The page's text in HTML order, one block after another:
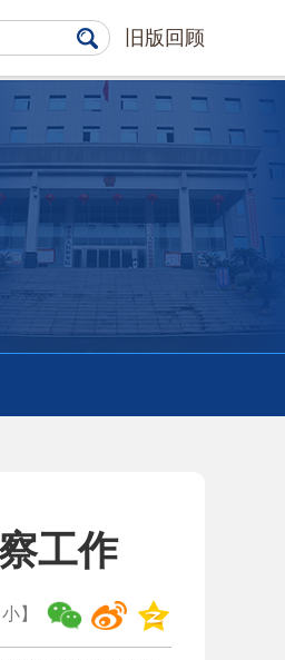
旧版回顾
工作
小】